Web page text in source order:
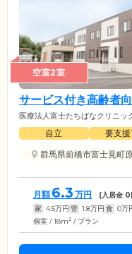
空室2室
サービス付き高齢者
医療法人富士たちばなクリニッ
自立 要支援
群馬県前橋市富士見町
月額 6.3 万円 (入居金 0
家 4.5万円 管 1.8万円 食 0万
個室 / 18m2 / プラン